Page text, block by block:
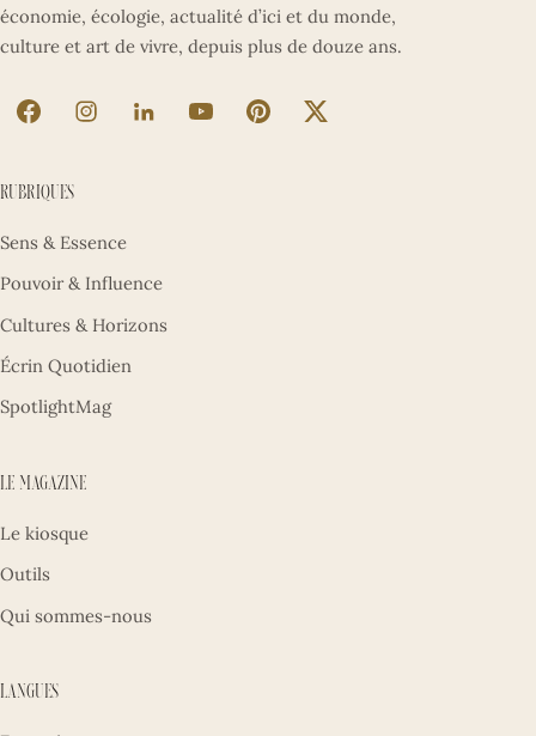
économie, écologie, actualité d’ici et du monde,
culture et art de vivre, depuis plus de douze ans.
La Sultane sur Facebook (nouvel onglet)
La Sultane sur Instagram (nouvel onglet)
La Sultane sur LinkedIn (nouvel onglet)
La Sultane sur YouTube (nouvel
La Sultane sur Pinterest
La Sultane sur X
Rubriques
Sens & Essence
Pouvoir & Influence
Cultures & Horizons
Écrin Quotidien
SpotlightMag
Le magazine
Le kiosque
Outils
Qui sommes-nous
Langues